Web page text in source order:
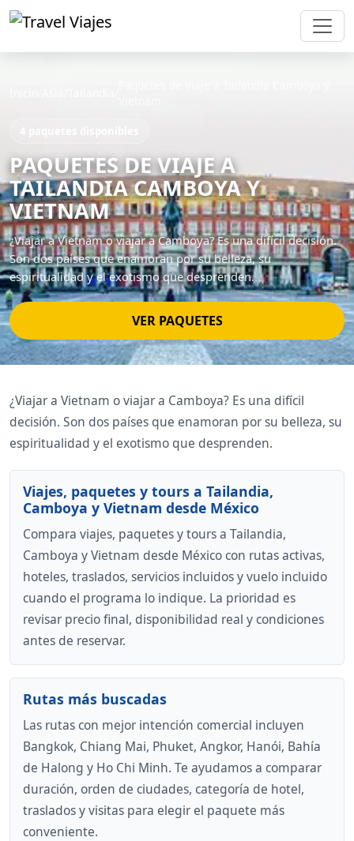
PAQUETES DE VIAJE A
TAILANDIA CAMBOYA Y
VIETNAM
¿Viajar a Vietnam o viajar a Camboya? Es una difícil decisión.
Son dos países que enamoran por su belleza, su
espiritualidad y el exotismo que desprenden.
VER PAQUETES
¿Viajar a Vietnam o viajar a Camboya? Es una difícil
decisión. Son dos países que enamoran por su belleza, su
espiritualidad y el exotismo que desprenden.
Viajes, paquetes y tours a Tailandia,
Camboya y Vietnam desde México
Compara viajes, paquetes y tours a Tailandia,
Camboya y Vietnam desde México con rutas activas,
hoteles, traslados, servicios incluidos y vuelo incluido
cuando el programa lo indique. La prioridad es
revisar precio final, disponibilidad real y condiciones
antes de reservar.
Rutas más buscadas
Las rutas con mejor intención comercial incluyen
Bangkok, Chiang Mai, Phuket, Angkor, Hanói, Bahía
de Halong y Ho Chi Minh. Te ayudamos a comparar
duración, orden de ciudades, categoría de hotel,
traslados y visitas para elegir el paquete más
conveniente.